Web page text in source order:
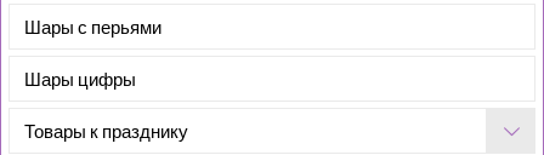
Шары с перьями
Шары цифры
Товары к празднику